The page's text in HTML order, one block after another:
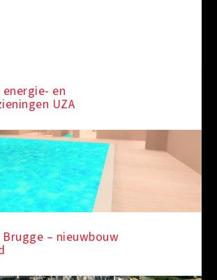
en
UZA
Brugge – nieuwbouw